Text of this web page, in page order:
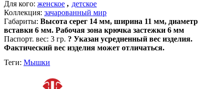
Для кого: женское , детское
Коллекция: зачарованный мир
Габариты: Высота серег 14 мм, ширина 11 мм, диаметр
вставки 6 мм. Рабочая зона крючка застежки 6 мм
Паспорт. вес: 3 гр. ? Указан усредненный вес изделия.
Фактический вес изделия может отличаться.
Теги: Мышки